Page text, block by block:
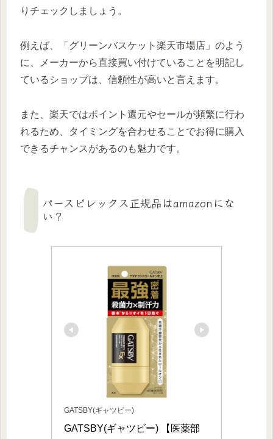
りチェックしましょう。
例えば、「グリーンバスケット楽天市場店」のよう
に、メーカーから直接買い付けていることを明記し
ているショップは、信頼性が高いと言えます。
また、楽天ではポイント還元やセールが頻繁に行わ
れるため、タイミングを合わせることでお得に購入
できるチャンスがあるのも魅力です。
パースピレックス正規品はamazonにな
い？
GATSBY(ギャツビー)
GATSBY(ギャツビー) 【医薬部